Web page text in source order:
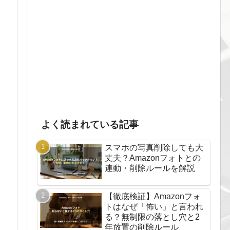
よく読まれている記事
スマホの写真削除しても大
丈夫？Amazonフォトとの
連動・削除ルールを解説
【徹底検証】Amazonフォ
トはなぜ「怖い」と言われ
る？無制限の落とし穴と2
年放置の削除ルール